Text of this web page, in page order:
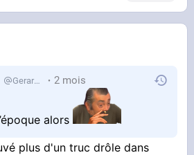
Gerardlevain 2 mois
alors
plus d'un truc drôle dans